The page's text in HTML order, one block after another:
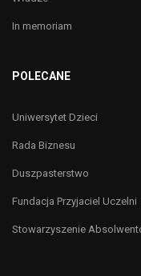
In memoriam
POLECANE
Uniwersytet Dzieci
Rada Biznesu
Duszpasterstwo
Fundacja Przyjaciel Uczelni
Stowarzyszenie